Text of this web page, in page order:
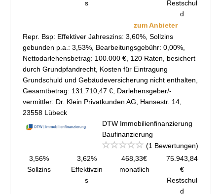
s
Restschul
d
zum Anbieter
Repr. Bsp: Effektiver Jahreszins: 3,60%, Sollzins
gebunden p.a.: 3,53%, Bearbeitungsgebühr: 0,00%,
Nettodarlehensbetrag: 100.000 €, 120 Raten, besichert
durch Grundpfandrecht, Kosten für Eintragung
Grundschuld und Gebäudeversicherung nicht enthalten,
Gesamtbetrag: 131.710,47 €, Darlehensgeber/-
vermittler: Dr. Klein Privatkunden AG, Hansestr. 14,
23558 Lübeck
DTW Immobilienfinanzierung
Baufinanzierung
(1 Bewertungen)
3,56%
Sollzins
3,62%
Effektivzin
s
468,33€
monatlich
75.943,84
€
Restschul
d